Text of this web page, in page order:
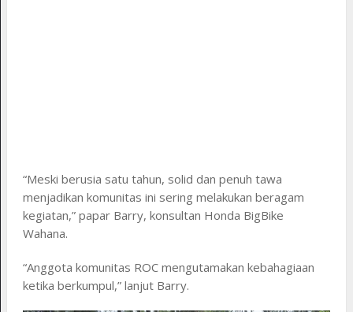
“Meski berusia satu tahun, solid dan penuh tawa
menjadikan komunitas ini sering melakukan beragam
kegiatan,” papar Barry, konsultan Honda BigBike
Wahana.
“Anggota komunitas ROC mengutamakan kebahagiaan
ketika berkumpul,” lanjut Barry.